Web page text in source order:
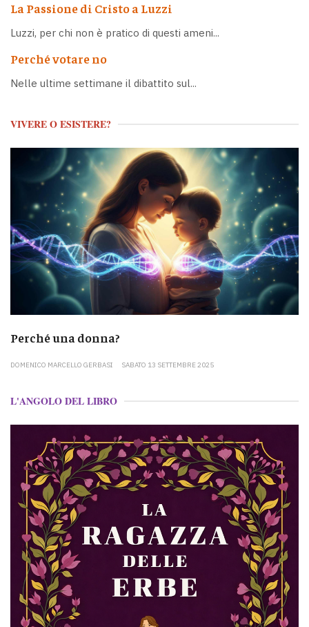
La Passione di Cristo a Luzzi
Luzzi, per chi non è pratico di questi ameni...
Perché votare no
Nelle ultime settimane il dibattito sul...
VIVERE O ESISTERE?
Perché una donna?
DOMENICO MARCELLO GERBASI SABATO 13 SETTEMBRE 2025
L'ANGOLO DEL LIBRO